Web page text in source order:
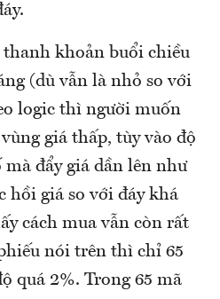
khoản buổi chiều
(dù vẫn là nhỏ so với
logic thì người muốn
giá thấp, tùy vào độ
đẩy giá dần lên như
hồi giá so với đáy khá
cách mua vẫn còn rất
nói trên thì chỉ 65
quá 2%. Trong 65 mã